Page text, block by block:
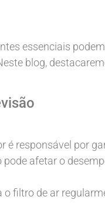
essenciais
blog,
é responsável por
afetar o
o filtro de ar